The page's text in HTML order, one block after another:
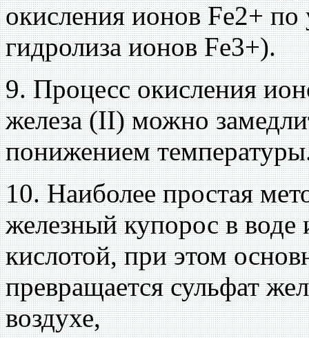
окисления ионов Fe2+
гидролиза ионов Fe3+).
9. Процесс окисления
железа (II) можно
понижением
10. Наиболее простая
железный купорос в воде
кислотой, при этом
превращается сульфат
воздухе,